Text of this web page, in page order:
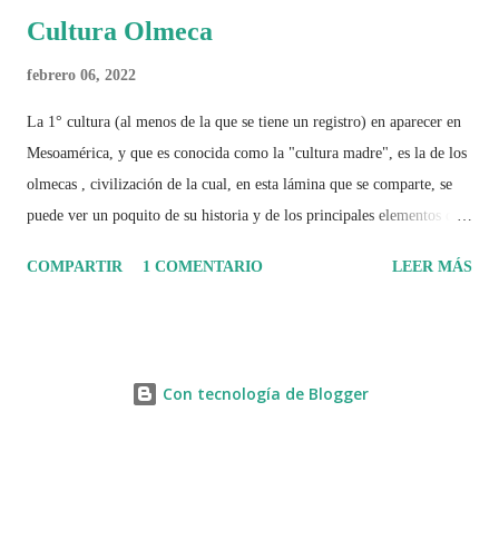
Cultura Olmeca
febrero 06, 2022
La 1° cultura (al menos de la que se tiene un registro) en aparecer en
Mesoamérica, y que es conocida como la "cultura madre", es la de los
olmecas , civilización de la cual, en esta lámina que se comparte, se
puede ver un poquito de su historia y de los principales elementos que
COMPARTIR
1 COMENTARIO LEER MÁS
Con tecnología de Blogger